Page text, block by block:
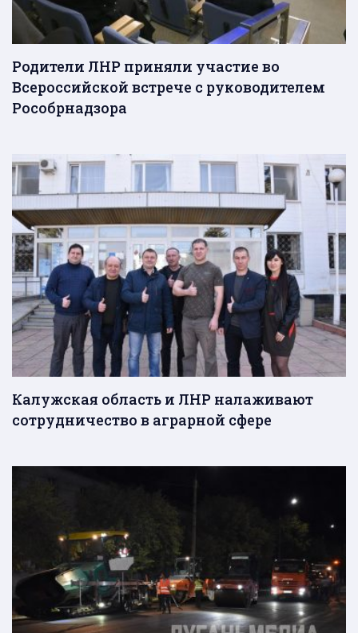
Родители ЛНР приняли участие во
Всероссийской встрече с руководителем
Рособрнадзора
Калужская область и ЛНР налаживают
сотрудничество в аграрной сфере